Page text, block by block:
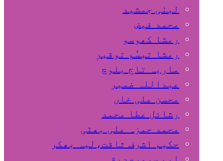
لبنٰی جمشید
محمد فیض
رمشا کھوسو
رمشا تبسُم توقیر
ماریہ تاج بلوچ
عبداللہ ضمیر
محسن علی خاں
رشائل عطا محمد
محمد حمزہ علی بھٹی
حکیم اشرف ثاقت،لیہ بھکر
ایم سرورصدیقی